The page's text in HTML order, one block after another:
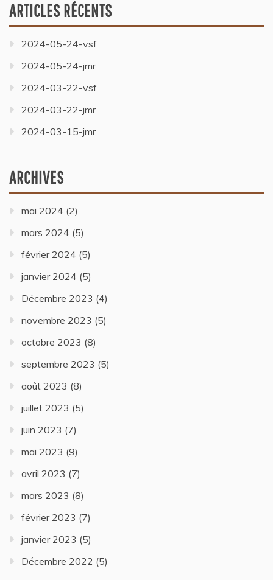
ARTICLES RÉCENTS
2024-05-24-vsf
2024-05-24-jmr
2024-03-22-vsf
2024-03-22-jmr
2024-03-15-jmr
ARCHIVES
mai 2024 (2)
mars 2024 (5)
février 2024 (5)
janvier 2024 (5)
Décembre 2023 (4)
novembre 2023 (5)
octobre 2023 (8)
septembre 2023 (5)
août 2023 (8)
juillet 2023 (5)
juin 2023 (7)
mai 2023 (9)
avril 2023 (7)
mars 2023 (8)
février 2023 (7)
janvier 2023 (5)
Décembre 2022 (5)